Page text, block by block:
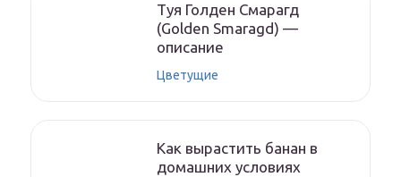
Туя Голден Смарагд
(Golden Smaragd) —
описание
Цветущие
Как вырастить банан в
домашних условиях